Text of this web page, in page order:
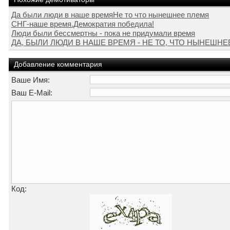
Да были люди в наше времяНе то что нынешнее племя
СНГ-наше время.Демократия победила!
Люди были бессмертны - пока не придумали время
ДА, БЫЛИ ЛЮДИ В НАШЕ ВРЕМЯ - НЕ ТО, ЧТО
Добавление комментария
Ваше Имя:
Ваш E-Mail:
Код: